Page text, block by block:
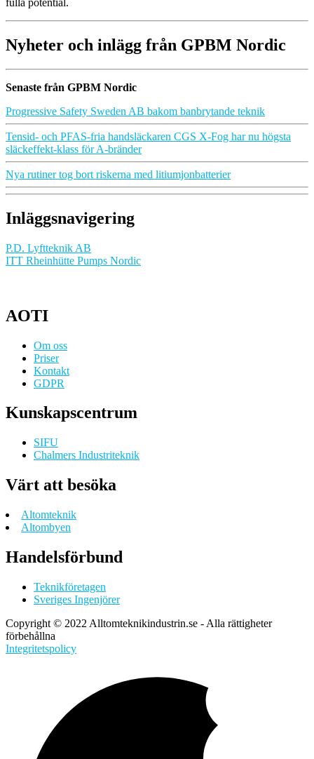
fulla potential.
Nyheter och inlägg från GPBM Nordic
Senaste från GPBM Nordic
Progressive Safety Sweden AB bakom banbrytande teknik
Tensid- och PFAS-fria handsläckaren CGS X-Fog har nu högsta
släckeffekt-klass för A-bränder
Nya rutiner tog bort riskerna med litiumjonbatterier
Inläggsnavigering
P.D. Lyftteknik AB
ITT Rheinhütte Pumps Nordic
AOTI
Om oss
Priser
Kontakt
GDPR
Kunskapscentrum
SIFU
Chalmers Industriteknik
Värt att besöka
Altomteknik
Altombyen
Handelsförbund
Teknikföretagen
Sveriges Ingenjörer
Copyright © 2022 Alltomteknikindustrin.se - Alla rättigheter
förbehållna
Integritetspolicy